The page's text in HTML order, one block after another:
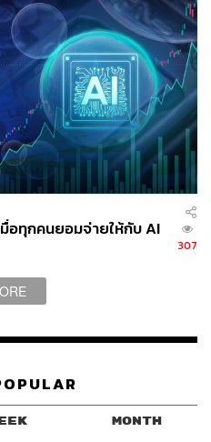
68
AUTHOR
วีณวิทย์
Creator ประจำกอง
รข่าว THE STANDARD
อทุกคนยอมจ่ายให้กับ AI
307
MONTH